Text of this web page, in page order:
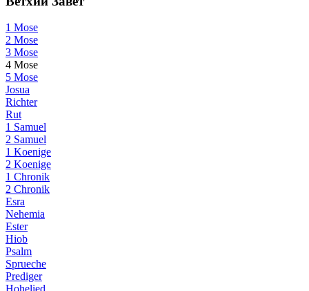
1 Mose
2 Mose
3 Mose
4 Mose
5 Mose
Josua
Richter
Rut
1 Samuel
2 Samuel
1 Koenige
2 Koenige
1 Chronik
2 Chronik
Esra
Nehemia
Ester
Hiob
Psalm
Sprueche
Prediger